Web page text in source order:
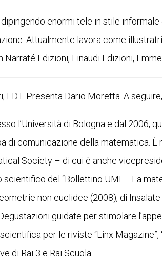
enormi tele in stile
Attualmente lavora come
Edizioni, Einaudi Edizioni,
EDT. Presenta Dario Moretta. A
l’Università di Bologna e dal 2006,
di comunicazione della matematica.
Society – di cui è anche
del “Bollettino UMI – La
non euclidee (2008), di
guidate per stimolare
per le riviste “Linx Magazine”,
di Rai 3 e Rai Scuola.